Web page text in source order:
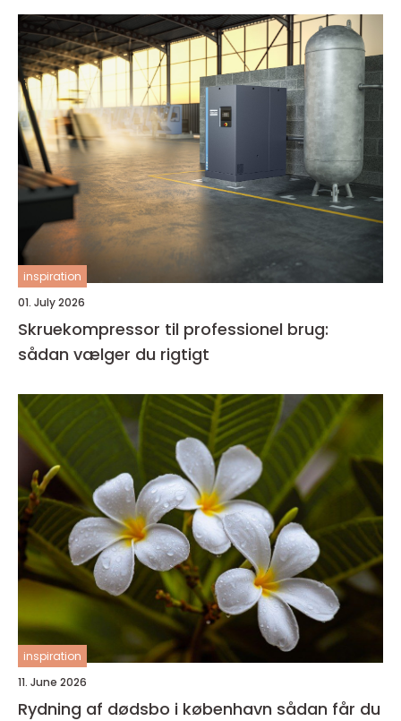
inspiration
01. July 2026
Skruekompressor til professionel brug:
sådan vælger du rigtigt
inspiration
11. June 2026
Rydning af dødsbo i københavn sådan får du